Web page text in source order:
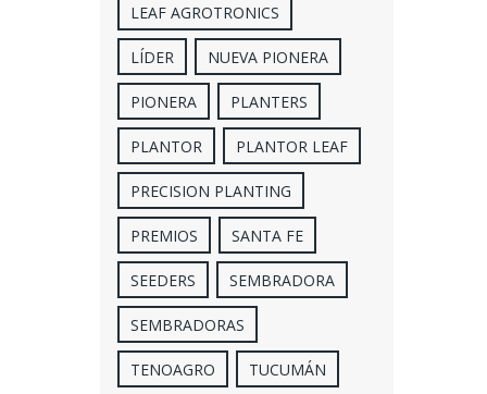
LEAF AGROTRONICS
LÍDER NUEVA PIONERA
PIONERA PLANTERS
PLANTOR PLANTOR LEAF
PRECISION PLANTING
PREMIOS SANTA FE
SEEDERS SEMBRADORA
SEMBRADORAS
TENOAGRO TUCUMÁN